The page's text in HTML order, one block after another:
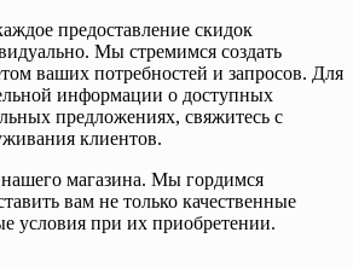
предоставление скидок
Мы стремимся создать
ваших потребностей и запросов. Для
информации о доступных
предложениях, свяжитесь с
клиентов.
магазина. Мы гордимся
вам не только качественные
условия при их приобретении.